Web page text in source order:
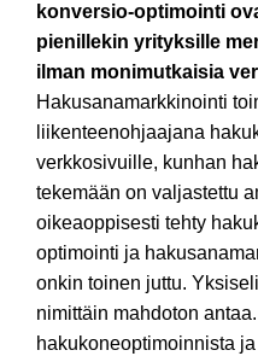
konversio-optimointi
pienillekin yrityksille
ilman monimutkaisia
Hakusanamarkkinointi
liikenteenohjaajana
verkkosivuille, kunhan
tekemään on valjastettu
oikeaoppisesti tehty
optimointi ja
onkin toinen juttu.
nimittäin mahdoton
hakukoneoptimoinnista